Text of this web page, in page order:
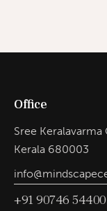
Office
Sree Keralavarma
Kerala 680003
+91 90746 54400